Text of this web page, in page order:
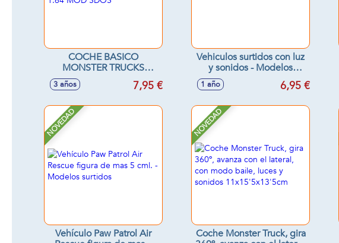
COCHE BASICO
MONSTER TRUCKS
ESCALA 1:64 MOD SDOS
3 años 7,95 €
Vehiculos surtidos con luz
y sonidos - Modelos
1 año 6,95 €
NOVEDAD
Vehículo Paw Patrol Air
NOVEDAD
Coche Monster Truck, gira